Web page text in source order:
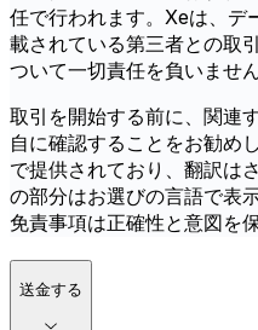
任で行われます。Xeは、デ
載されている第三者との取
ついて一切責任を負いません
取引を開始する前に、関連
自に確認することをお勧め
で提供されており、翻訳は
の部分はお選びの言語で表
免責事項は正確性と意図を
送金する